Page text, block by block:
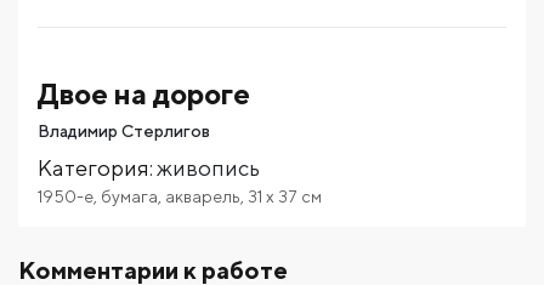
Двое на дороге
Владимир Стерлигов
Категория:живопись
1950-е бумага акварель 31 x 37 см
Комментарии к работе